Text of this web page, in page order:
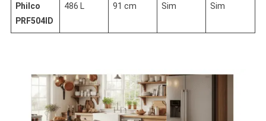
Philco
PRF504ID
486 L 91 cm Sim Sim